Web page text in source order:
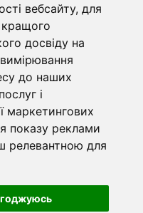
вебсайту, для
кращого
досвіду на
до наших
і
маркетингових
показу реклами
релевантною для